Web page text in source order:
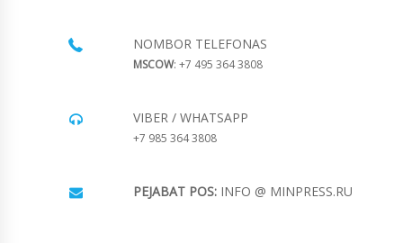
NOMBOR TELEFONAS
MSCOW: +7 495 364 3808
VIBER / WHATSAPP
+7 985 364 3808
PEJABAT POS: INFO @ MINPRESS.RU